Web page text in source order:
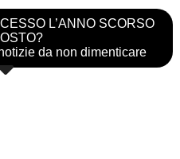
L’ANNO SCORSO
da non dimenticare